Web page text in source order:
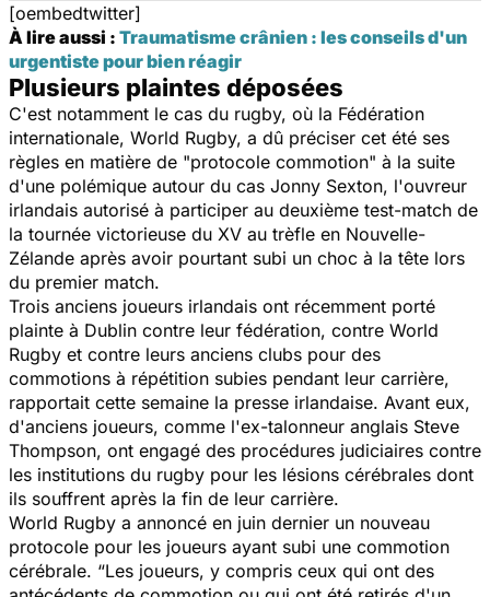
[oembedtwitter]
À lire aussi : Traumatisme crânien : les conseils d'un
urgentiste pour bien réagir
Plusieurs plaintes déposées
C'est notamment le cas du rugby, où la Fédération
internationale, World Rugby, a dû préciser cet été ses
règles en matière de "protocole commotion" à la suite
d'une polémique autour du cas Jonny Sexton, l'ouvreur
irlandais autorisé à participer au deuxième test-match de
la tournée victorieuse du XV au trèfle en Nouvelle-
Zélande après avoir pourtant subi un choc à la tête lors
du premier match.
Trois anciens joueurs irlandais ont récemment porté
plainte à Dublin contre leur fédération, contre World
Rugby et contre leurs anciens clubs pour des
commotions à répétition subies pendant leur carrière,
rapportait cette semaine la presse irlandaise. Avant eux,
d'anciens joueurs, comme l'ex-talonneur anglais Steve
Thompson, ont engagé des procédures judiciaires contre
les institutions du rugby pour les lésions cérébrales dont
ils souffrent après la fin de leur carrière.
World Rugby a annoncé en juin dernier un nouveau
protocole pour les joueurs ayant subi une commotion
cérébrale. “Les joueurs, y compris ceux qui ont des